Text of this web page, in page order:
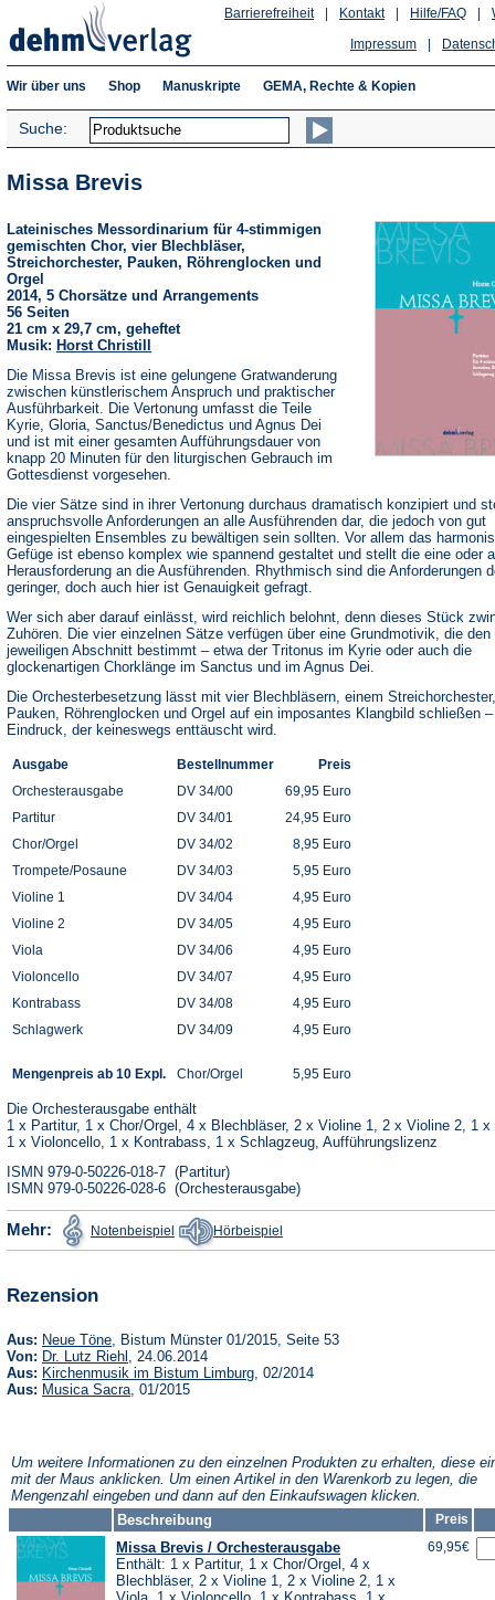
Hilfe/FAQ
Kontakt
Barrierefreiheit
Impressum
Wir über uns Shop Manuskripte GEMA, Rechte & Kopien
Suche:
Missa Brevis
Lateinisches Messordinarium für 4-stimmigen
gemischten Chor, vier Blechbläser,
Streichorchester, Pauken, Röhrenglocken und
Orgel
2014, 5 Chorsätze und Arrangements
56 Seiten
21 cm x 29,7 cm, geheftet
Musik: Horst Christill
Die Missa Brevis ist eine gelungene Gratwanderung
zwischen künstlerischem Anspruch und praktischer
Ausführbarkeit. Die Vertonung umfasst die Teile
Kyrie, Gloria, Sanctus/Benedictus und Agnus Dei
und ist mit einer gesamten Aufführungsdauer von
knapp 20 Minuten für den liturgischen Gebrauch im
Gottesdienst vorgesehen.
Die vier Sätze sind in ihrer Vertonung durchaus dramatisch konzipiert und
anspruchsvolle Anforderungen an alle Ausführenden dar, die jedoch von gut
eingespielten Ensembles zu bewältigen sein sollten. Vor allem das
Gefüge ist ebenso komplex wie spannend gestaltet und stellt die eine oder
Herausforderung an die Ausführenden. Rhythmisch sind die Anforderungen
geringer, doch auch hier ist Genauigkeit gefragt.
Wer sich aber darauf einlässt, wird reichlich belohnt, denn dieses Stück
Zuhören. Die vier einzelnen Sätze verfügen über eine Grundmotivik, die den
jeweiligen Abschnitt bestimmt – etwa der Tritonus im Kyrie oder auch die
glockenartigen Chorklänge im Sanctus und im Agnus Dei.
Die Orchesterbesetzung lässt mit vier Blechbläsern, einem Streichorchester,
Pauken, Röhrenglocken und Orgel auf ein imposantes Klangbild schließen
Eindruck, der keineswegs enttäuscht wird.
Ausgabe Bestellnummer
Preis
Orchesterausgabe
DV 34/00
69,95 Euro
Partitur
DV 34/01
24,95 Euro
Chor/Orgel
DV 34/02
8,95 Euro
Trompete/Posaune
DV 34/03
5,95 Euro
Violine 1
DV 34/04
4,95 Euro
Violine 2
DV 34/05
4,95 Euro
Viola
DV 34/06
4,95 Euro
Violoncello
DV 34/07
4,95 Euro
Kontrabass
DV 34/08
4,95 Euro
Schlagwerk
DV 34/09 4,95 Euro
Mengenpreis ab 10 Expl. Chor/Orgel 5,95 Euro
Die Orchesterausgabe enthält
1 x Partitur, 1 x Chor/Orgel, 4 x Blechbläser, 2 x Violine 1, 2 x Violine 2, 1 x
1 x Violoncello, 1 x Kontrabass, 1 x Schlagzeug, Aufführungslizenz
ISMN 979-0-50226-018-7 (Partitur)
ISMN 979-0-50226-028-6 (Orchesterausgabe)
Mehr: Notenbeispiel
(Öffnet
in
einem
Hörbeispiel in
einem
Rezension
Aus: Neue Töne(Öffnet
in
einem
neuen
Tab)
, Bistum Münster 01/2015, Seite 53
Von: Dr. Lutz Riehl
(Öffnet
in
einem
neuen
, 24.06.2014
Aus: Kirchenmusik im Bistum Limburg(Öffnet
, 02/2014
Aus: Musica Sacra(Öffnet
, 01/2015
Um weitere Informationen zu den einzelnen Produkten zu erhalten, diese
mit der Maus anklicken. Um einen Artikel in den Warenkorb zu legen, die
Mengenzahl eingeben und dann auf den Einkaufswagen klicken.
Beschreibung
Preis
Missa Brevis / Orchesterausgabe
Enthält: 1 x Partitur, 1 x Chor/Orgel, 4 x
Blechbläser, 2 x Violine 1, 2 x Violine 2, 1 x
69,95€